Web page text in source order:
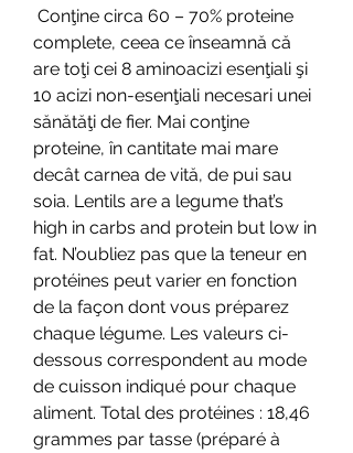
complete, ceea ce înseamnă că
are toţi cei 8 aminoacizi esenţiali şi
10 acizi non-esenţiali necesari unei
sănătăţi de fier. Mai conţine
proteine, în cantitate mai mare
decât carnea de vită, de pui sau
soia. Lentils are a legume that’s
high in carbs and protein but low in
fat. N’oubliez pas que la teneur en
protéines peut varier en fonction
de la façon dont vous préparez
chaque légume. Les valeurs ci-
dessous correspondent au mode
de cuisson indiqué pour chaque
aliment. Total des protéines : 18,46
grammes par tasse (préparé à